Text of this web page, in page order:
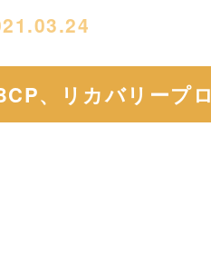
、リカバリープロ